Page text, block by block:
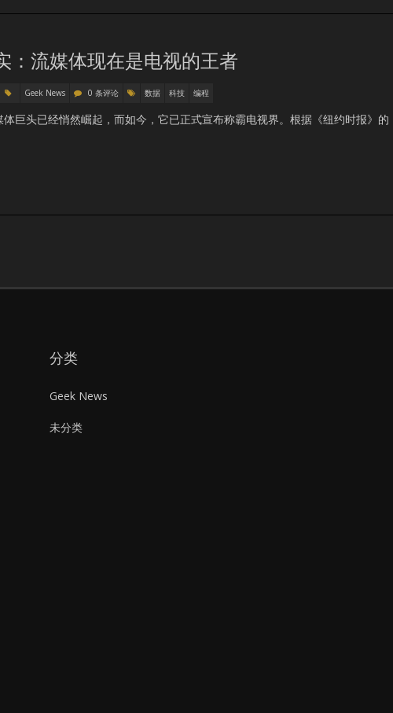
：流媒体现在是电视的王者
Geek News 0 条评论 数据 科技 编程
巨头已经悄然崛起，而如今，它已正式宣布称霸电视界。根据《纽约时报》的
分类
Geek News
未分类